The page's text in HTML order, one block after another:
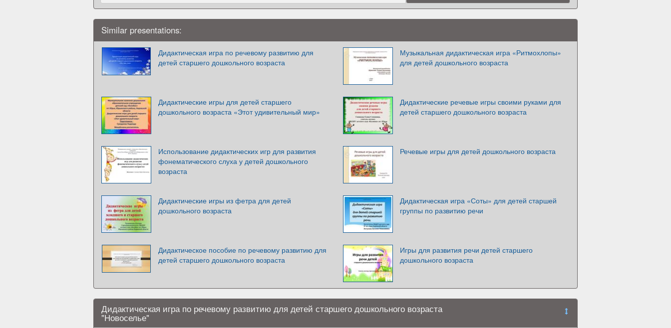
Similar presentations:
Дидактическая игра по речевому развитию для
детей старшего дошкольного возраста
Музыкальная дидактическая игра «Ритмохлопы»
для детей дошкольного возраста
Дидактические игры для детей старшего
дошкольного возраста «Этот удивительный мир»
Дидактические речевые игры своими руками для
детей старшего дошкольного возраста
Использование дидактических игр для развития
фонематического слуха у детей дошкольного
возраста
Речевые игры для детей дошкольного возраста
Дидактические игры из фетра для детей
дошкольного возраста
Дидактическая игра «Соты» для детей старшей
группы по развитию речи
Дидактическое пособие по речевому развитию для
детей старшего дошкольного возраста
Игры для развития речи детей старшего
дошкольного возраста
Дидактическая игра по речевому развитию для детей старшего дошкольного возраста
"Новоселье"